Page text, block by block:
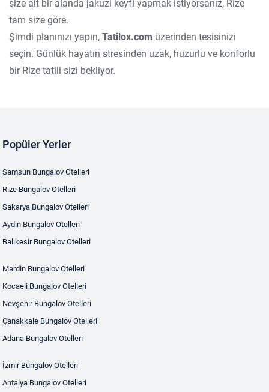
size ait bir alanda jakuzi keyfi yapmak istiyorsanız, Rize
tam size göre.
Şimdi planınızı yapın, Tatilox.com üzerinden tesisinizi
seçin. Günlük hayatın stresinden uzak, huzurlu ve konforlu
bir Rize tatili sizi bekliyor.
Popüler Yerler
Samsun Bungalov Otelleri
Rize Bungalov Otelleri
Sakarya Bungalov Otelleri
Aydın Bungalov Otelleri
Balıkesir Bungalov Otelleri
Mardin Bungalov Otelleri
Kocaeli Bungalov Otelleri
Nevşehir Bungalov Otelleri
Çanakkale Bungalov Otelleri
Adana Bungalov Otelleri
İzmir Bungalov Otelleri
Antalya Bungalov Otelleri